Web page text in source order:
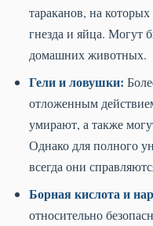
тараканов, на
гнезда и яйца. Могут
домашних животных.
Гели и ловушки:
отложенным
умирают, а также
Однако для полного
всегда они
Борная кислота и
относительно